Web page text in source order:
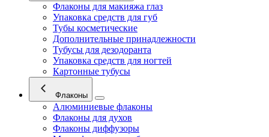
Флаконы для макияжа глаз
Упаковка средств для губ
Тубы косметические
Дополнительные принадлежности
Тубусы для дезодоранта
Упаковка средств для ногтей
Картонные тубусы
Флаконы
Алюминиевые флаконы
Флаконы для духов
Флаконы диффузоры